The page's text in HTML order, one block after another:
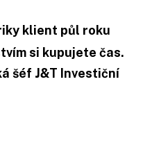
klient půl roku
si kupujete čas.
šéf J&T Investiční